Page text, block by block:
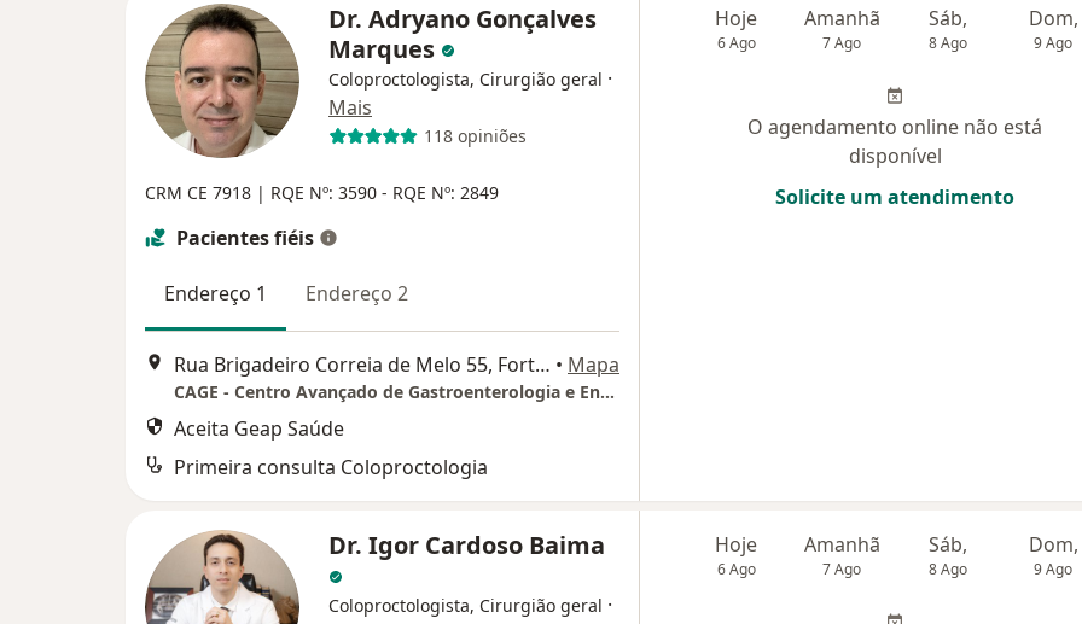
Dr. Adryano Gonçalves
Marques
Coloproctologista, Cirurgião geral ·
Mais
118 opiniões
CRM CE 7918 | RQE Nº: 3590 - RQE Nº: 2849
Pacientes fiéis
Endereço 1 Endereço 2
Rua Brigadeiro Correia de Melo 55, Fortaleza • Mapa
CAGE - Centro Avançado de Gastroenterologia e Endoscopia
Aceita Geap Saúde
Primeira consulta Coloproctologia
Hoje
6 Ago
Amanhã
7 Ago
Sáb,
8 Ago
Dom,
9 Ago
O agendamento online não está
disponível
Solicite um atendimento
Dr. Igor Cardoso Baima
Coloproctologista, Cirurgião geral ·
Hoje
6 Ago
Amanhã
7 Ago
Sáb,
8 Ago
Dom,
9 Ago